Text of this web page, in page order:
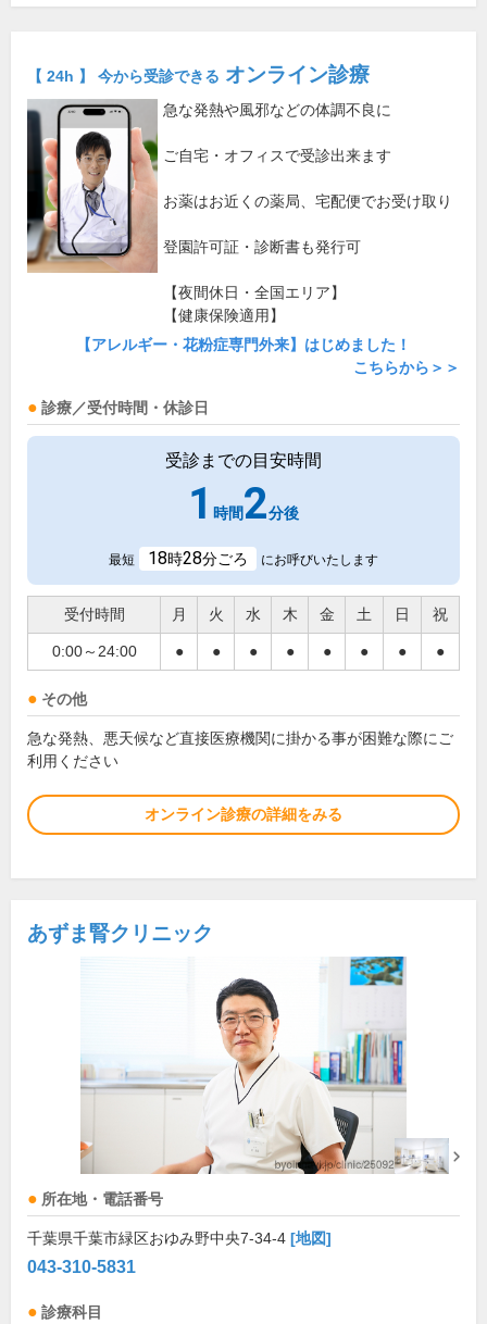
【 24h 】 今から受診できる オンライン診療
急な発熱や風邪などの体調不良に
ご自宅・オフィスで受診出来ます
お薬はお近くの薬局、宅配便でお受け取り
登園許可証・診断書も発行可
【夜間休日・全国エリア】
【健康保険適用】
【アレルギー・花粉症専門外来】はじめました！
こちらから＞＞
診療／受付時間・休診日
受診までの目安時間
1 時間2分後
最短 18時28分ごろ にお呼びいたします
受付時間 月 火 水 木 金 土 日 祝
0:00～24:00 ● ● ● ● ● ● ● ●
その他
急な発熱、悪天候など直接医療機関に掛かる事が困難な際にご
利用ください
オンライン診療の詳細をみる
あずま腎クリニック
所在地・電話番号
千葉県千葉市緑区おゆみ野中央7-34-4 [地図]
043-310-5831
診療科目